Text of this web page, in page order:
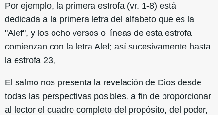
Por ejemplo, la primera estrofa (vr. 1-8) está
dedicada a la primera letra del alfabeto que es la
"Alef", y los ocho versos o líneas de esta estrofa
comienzan con la letra Alef; así sucesivamente hasta
la estrofa 23,
El salmo nos presenta la revelación de Dios desde
todas las perspectivas posibles, a fin de proporcionar
al lector el cuadro completo del propósito, del poder,